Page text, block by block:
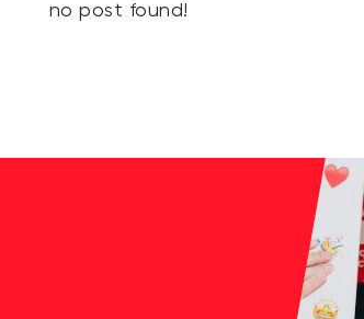
no post found!